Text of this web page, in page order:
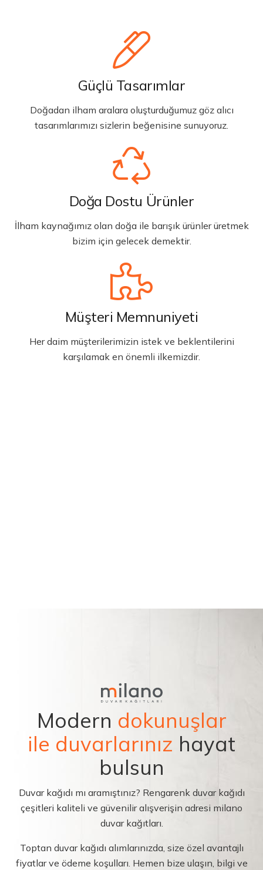
Güçlü Tasarımlar
Doğadan ilham aralara oluşturduğumuz göz alıcı
tasarımlarımızı sizlerin beğenisine sunuyoruz.
Doğa Dostu Ürünler
İlham kaynağımız olan doğa ile barışık ürünler üretmek
bizim için gelecek demektir.
Müşteri Memnuniyeti
Her daim müşterilerimizin istek ve beklentilerini
karşılamak en önemli ilkemizdir.
Modern dokunuşlar
ile duvarlarınız hayat
bulsun
Duvar kağıdı mı aramıştınız? Rengarenk duvar kağıdı
çeşitleri kaliteli ve güvenilir alışverişin adresi milano
duvar kağıtları.
Toptan duvar kağıdı alımlarınızda, size özel avantajlı
fiyatlar ve ödeme koşulları. Hemen bize ulaşın, bilgi ve